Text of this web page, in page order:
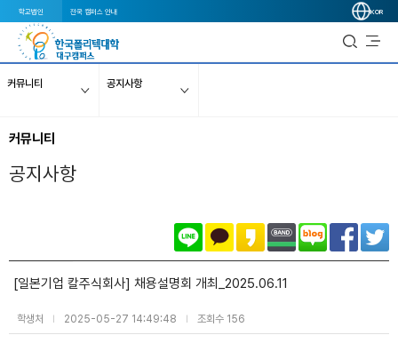
학교법인 전국 캠퍼스 안내 KOR
커뮤니티 공지사항
커뮤니티
공지사항
[일본기업 칼주식회사] 채용설명회 개최_2025.06.11
학생처 | 2025-05-27 14:49:48 | 조회수 156